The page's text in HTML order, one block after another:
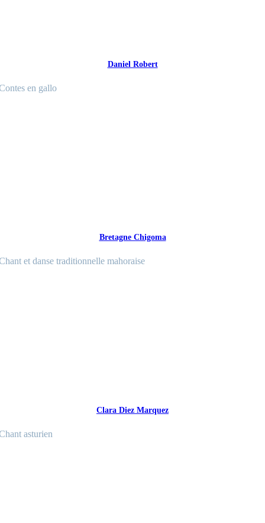
Daniel Robert
en gallo
Bretagne Chigoma
et danse traditionnelle mahoraise
Clara Diez Marquez
asturien